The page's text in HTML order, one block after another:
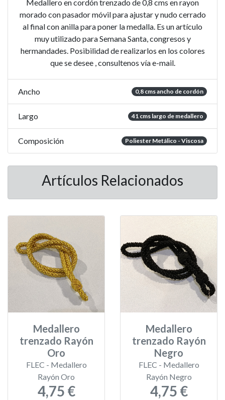
Medallero en cordón trenzado de 0,8 cms en rayon
morado con pasador móvil para ajustar y nudo cerrado
al final con anilla para poner la medalla. Es un artículo
muy utilizado para Semana Santa, congresos y
hermandades. Posibilidad de realizarlos en los colores
que se desee , consultenos vía e-mail.
Ancho 0,8 cms ancho de cordón
Largo 41 cms largo de medallero
Composición Poliester Metálico - Viscosa
Artículos Relacionados
Medallero
trenzado Rayón
Oro
FLEC - Medallero
Rayón Oro
4,75 €
Medallero
trenzado Rayón
Negro
FLEC - Medallero
Rayón Negro
4,75 €